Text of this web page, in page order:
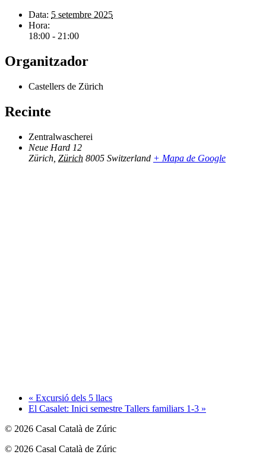
Data: 5 setembre 2025
Hora:
18:00 - 21:00
Organitzador
Castellers de Zürich
Recinte
Zentralwascherei
Neue Hard 12
Zürich Zürich 8005 Switzerland + Mapa de Google
« Excursió dels 5 llacs
El Casalet: Inici semestre Tallers familiars 1-3 »
© 2026 Casal Català de Zúric
© 2026 Casal Català de Zúric